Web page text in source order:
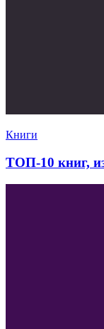
Книги
ТОП-10 книг,